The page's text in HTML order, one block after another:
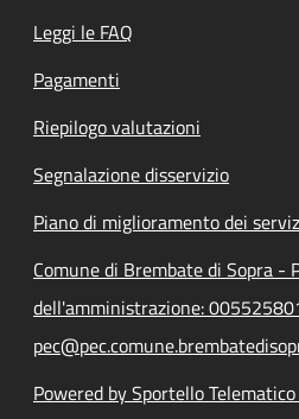
Leggi le FAQ
Pagamenti
Riepilogo valutazioni
Segnalazione disservizio
Piano di miglioramento dei
Comune di Brembate di Sopra -
dell'amministrazione:
Powered by Sportello